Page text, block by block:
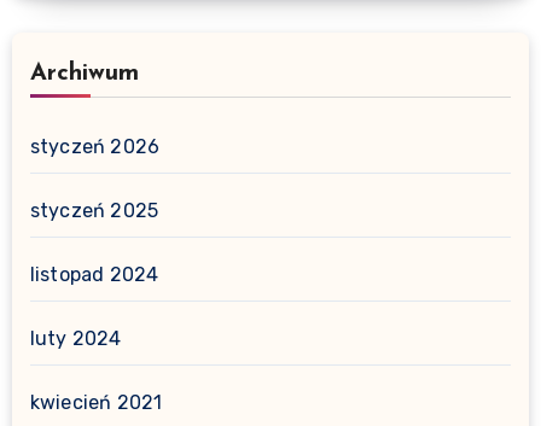
Archiwum
styczeń 2026
styczeń 2025
listopad 2024
luty 2024
kwiecień 2021